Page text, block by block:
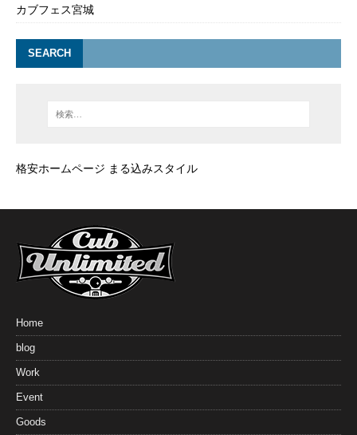
カブフェス宮城
SEARCH
格安ホームページ まる込みスタイル
Home
blog
Work
Event
Goods